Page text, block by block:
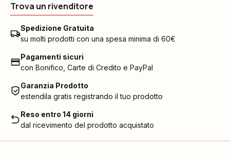
Trova un rivenditore
Spedizione Gratuita
su molti prodotti con una spesa minima di 60€
Pagamenti sicuri
con Bonifico, Carte di Credito e PayPal
Garanzia Prodotto
estendila gratis registrando il tuo prodotto
Reso entro 14 giorni
dal ricevimento del prodotto acquistato